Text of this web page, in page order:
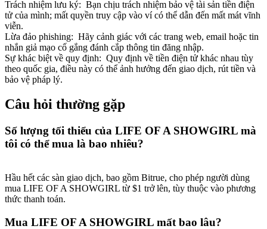
Trách nhiệm lưu ký: Bạn chịu trách nhiệm bảo vệ tài sản tiền điện
tử của mình; mất quyền truy cập vào ví có thể dẫn đến mất mát vĩnh
viễn.
Lừa đảo phishing: Hãy cảnh giác với các trang web, email hoặc tin
nhắn giả mạo cố gắng đánh cắp thông tin đăng nhập.
Sự khác biệt về quy định: Quy định về tiền điện tử khác nhau tùy
theo quốc gia, điều này có thể ảnh hưởng đến giao dịch, rút tiền và
bảo vệ pháp lý.
Câu hỏi thường gặp
Số lượng tối thiểu của LIFE OF A SHOWGIRL mà
tôi có thể mua là bao nhiêu?
Hầu hết các sàn giao dịch, bao gồm Bitrue, cho phép người dùng
mua LIFE OF A SHOWGIRL từ $1 trở lên, tùy thuộc vào phương
thức thanh toán.
Mua LIFE OF A SHOWGIRL mất bao lâu?